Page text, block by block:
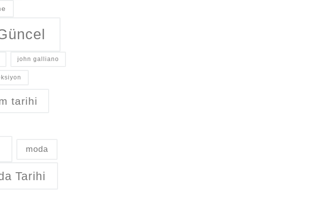
john galliano
tarihi
moda
Tarihi